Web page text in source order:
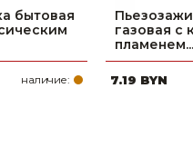
бытовая
наличие:
газовая с
пламенем...
7.19 BYN